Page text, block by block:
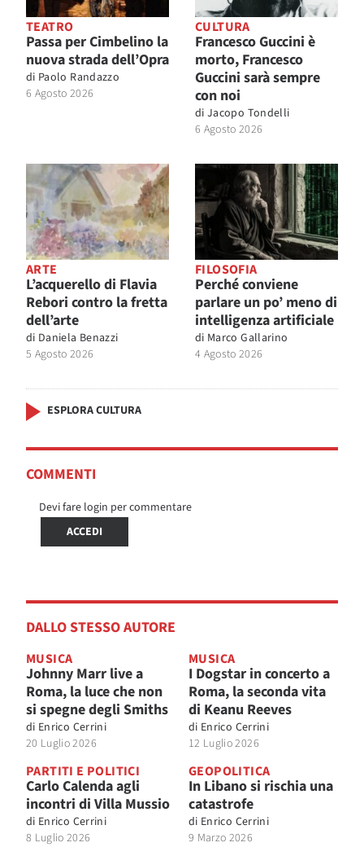
TEATRO
Passa per Cimbelino la
nuova strada dell’Opra
di Paolo Randazzo
6 Agosto 2026
CULTURA
Francesco Guccini è
morto, Francesco
Guccini sarà sempre
con noi
di Jacopo Tondelli
6 Agosto 2026
ARTE
L’acquerello di Flavia
Rebori contro la fretta
dell’arte
di Daniela Benazzi
5 Agosto 2026
FILOSOFIA
Perché conviene
parlare un po’ meno di
intelligenza artificiale
di Marco Gallarino
4 Agosto 2026
ESPLORA CULTURA
COMMENTI
Devi fare login per commentare
ACCEDI
DALLO STESSO AUTORE
MUSICA
Johnny Marr live a
Roma, la luce che non
si spegne degli Smiths
di Enrico Cerrini
20 Luglio 2026
MUSICA
I Dogstar in concerto a
Roma, la seconda vita
di Keanu Reeves
di Enrico Cerrini
12 Luglio 2026
PARTITI E POLITICI
Carlo Calenda agli
incontri di Villa Mussio
di Enrico Cerrini
8 Luglio 2026
GEOPOLITICA
In Libano si rischia una
catastrofe
di Enrico Cerrini
9 Marzo 2026